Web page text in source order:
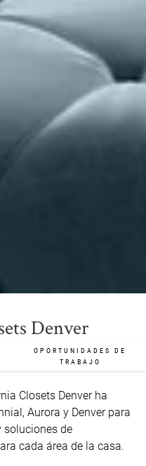
Denver
OPORTUNIDADES DE
TRABAJO
Closets Denver ha
Aurora y Denver para
soluciones de
cada área de la casa.